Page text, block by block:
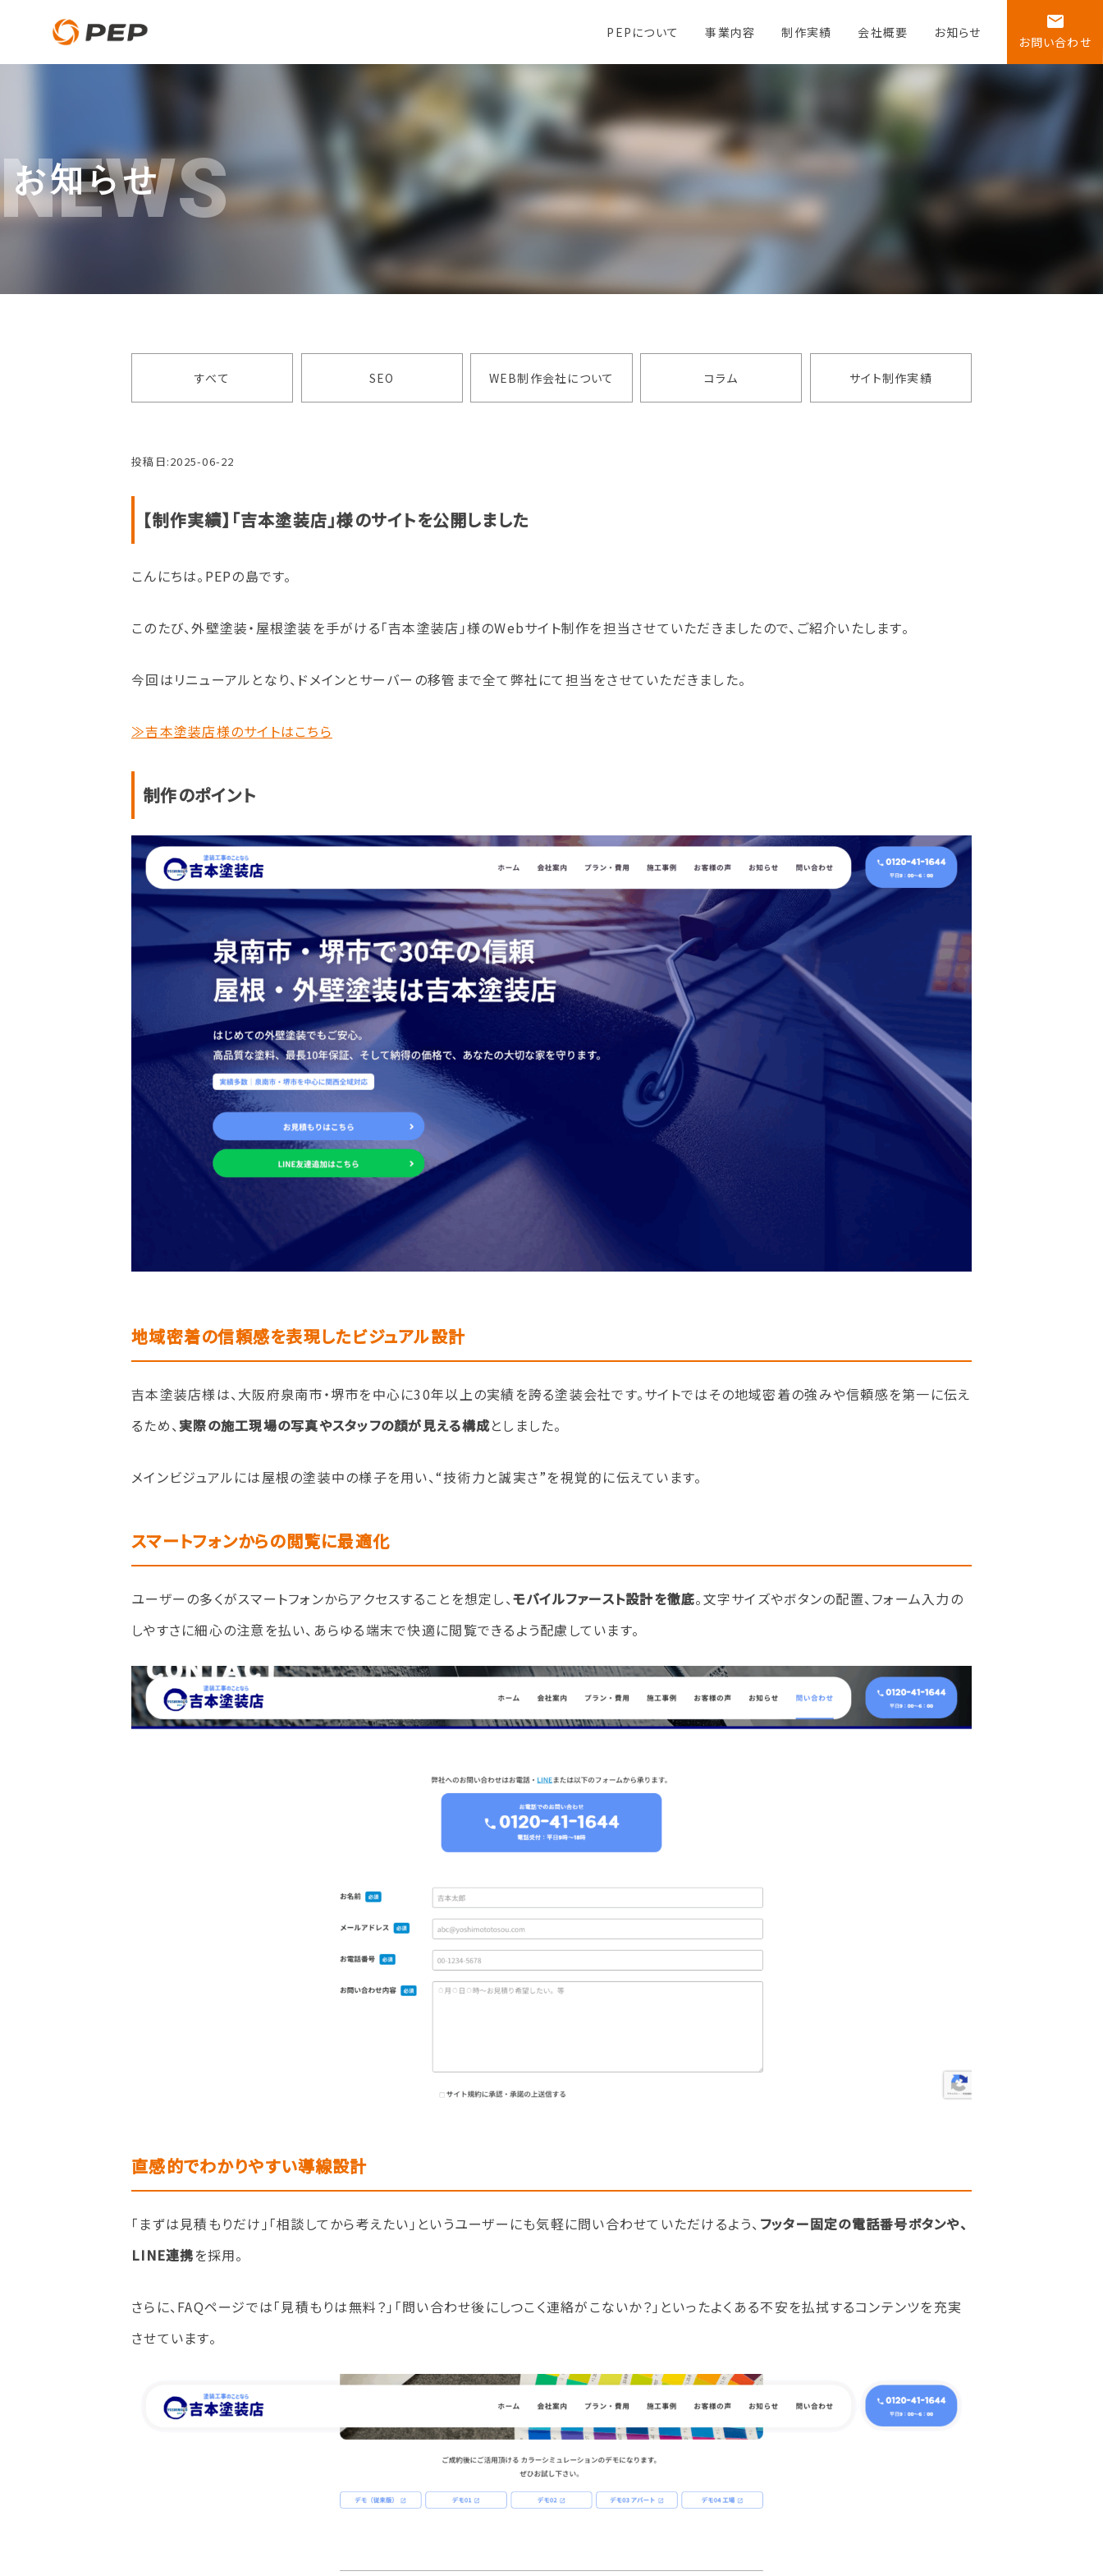
PEPについて 事業内容 制作実績 会社概要 お知らせ
email
お問い合わせ
NEWS
お知らせ
すべて SEO WEB制作会社について コラム サイト制作実績
投稿日:2025-06-22
【制作実績】「吉本塗装店」様のサイトを公開しました
こんにちは。PEPの島です。
このたび、外壁塗装・屋根塗装を手がける「吉本塗装店」様のWebサイト制作を担当させていただきましたので、ご紹介いたします。
今回はリニューアルとなり、ドメインとサーバーの移管まで全て弊社にて担当をさせていただきました。
≫吉本塗装店様のサイトはこちら
制作のポイント
地域密着の信頼感を表現したビジュアル設計
吉本塗装店様は、大阪府泉南市・堺市を中心に30年以上の実績を誇る塗装会社です。サイトではその地域密着の強みや信頼感を第一に伝え
るため、 実際の施工現場の写真やスタッフの顔が見える構成としました。
メインビジュアルには屋根の塗装中の様子を用い、“技術力と誠実さ”を視覚的に伝えています。
スマートフォンからの閲覧に最適化
ユーザーの多くがスマートフォンからアクセスすることを想定し、モバイルファースト設計を徹底。文字サイズやボタンの配置、フォーム入力の
しやすさに細心の注意を払い、あらゆる端末で快適に閲覧できるよう配慮しています。
直感的でわかりやすい導線設計
「まずは見積もりだけ」「相談してから考えたい」というユーザーにも気軽に問い合わせていただけるよう、 フッター固定の電話番号ボタンや、
LINE連携を採用。
さらに、FAQページでは「見積もりは無料？」「問い合わせ後にしつこく連絡がこないか？」といったよくある不安を払拭するコンテンツを充実
させています。